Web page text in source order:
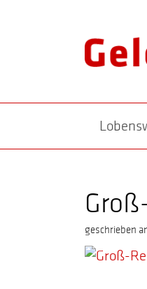
geschrieben